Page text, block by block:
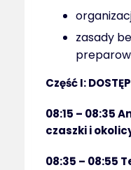
zasady
Część I:
08:15 – 08:35
czaszki i
08:35 – 08:55